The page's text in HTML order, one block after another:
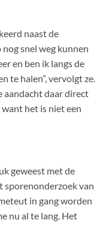
naast de
snel weg kunnen
en ben ik langs de
te halen”, vervolgt ze.
aandacht daar direct
het is niet een
geweest met de
sporenonderzoek van
in gang worden
nu al te lang. Het